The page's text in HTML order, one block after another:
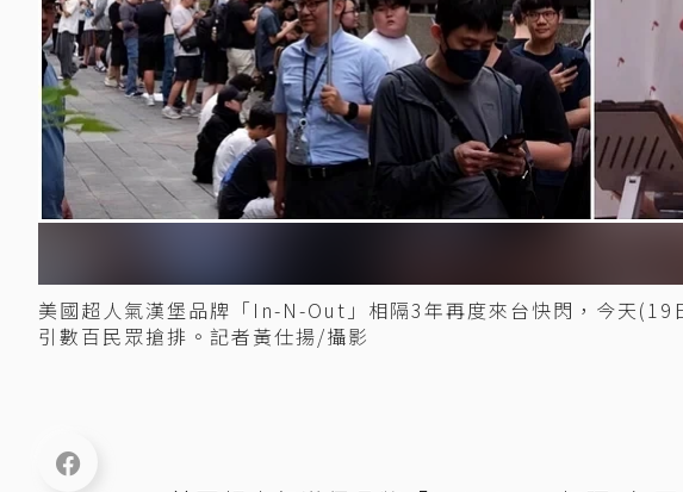
美國超人氣漢堡品牌「In-N-Out」相隔3年再度來台快閃，今天
引數百民眾搶排。記者黃仕揚/攝影